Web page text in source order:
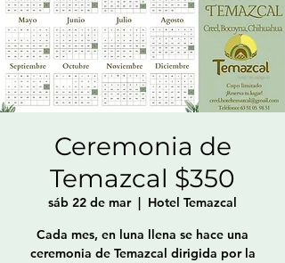
Ceremonia de
Temazcal $350
sáb 22 de mar
  |
Hotel Temazcal
Cada mes, en luna llena se hace una
ceremonia de Temazcal dirigida por la